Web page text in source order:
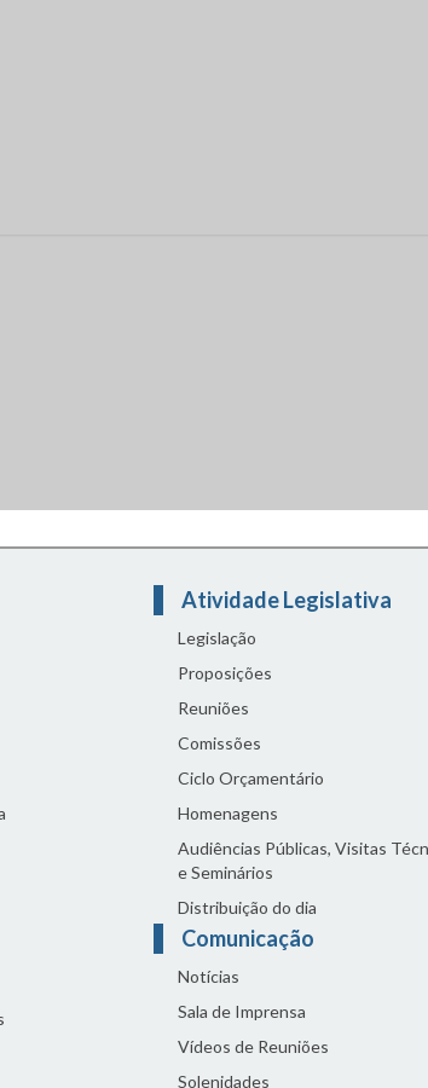
Atividade Legislativa
Legislação
Proposições
Reuniões
Comissões
Ciclo Orçamentário
Homenagens
Audiências Públicas, Visitas
e Seminários
Distribuição do dia
Comunicação
Notícias
Sala de Imprensa
Vídeos de Reuniões
Solenidades